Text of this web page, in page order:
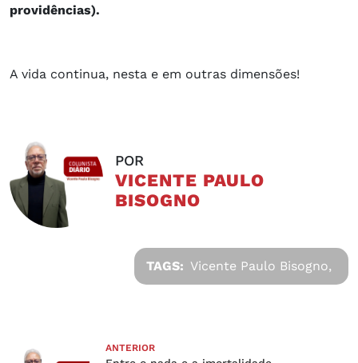
providências).
A vida continua, nesta e em outras dimensões!
POR
VICENTE PAULO
BISOGNO
TAGS: Vicente Paulo Bisogno,
ANTERIOR